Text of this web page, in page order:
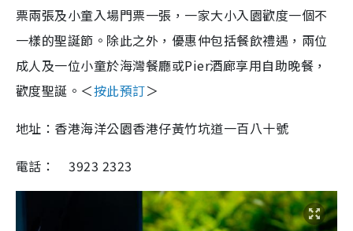
票兩張及小童入場門票一張，一家大小入園歡度一個不
一樣的聖誕節。除此之外，優惠仲包括餐飲禮遇，兩位
成人及一位小童於海灣餐廳或Pier酒廊享用自助晚餐，
歡度聖誕。＜按此預訂＞
地址： 香港海洋公園香港仔黃竹坑道一百八十號
電話：
3923 2323